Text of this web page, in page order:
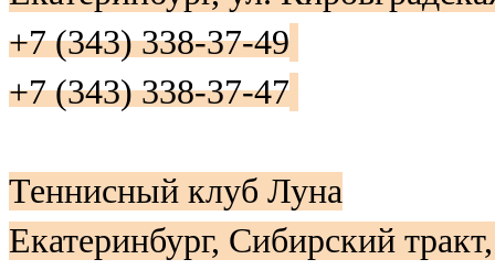
+7 (343) 338-37-49
+7 (343) 338-37-47
Теннисный клуб Луна
Екатеринбург, Сибирский